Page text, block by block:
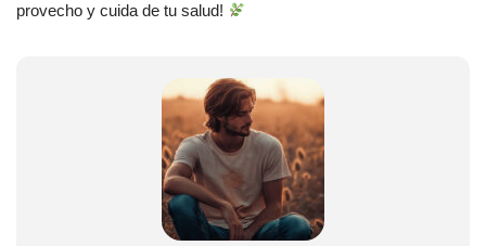
provecho y cuida de tu salud!